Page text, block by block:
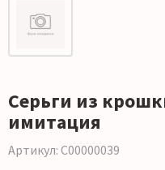
Серьги из
имитация
Артикул: С00000039